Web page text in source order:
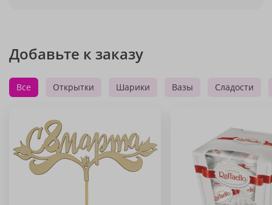
Добавьте к заказу
Все Открытки Шарики Вазы Сладости